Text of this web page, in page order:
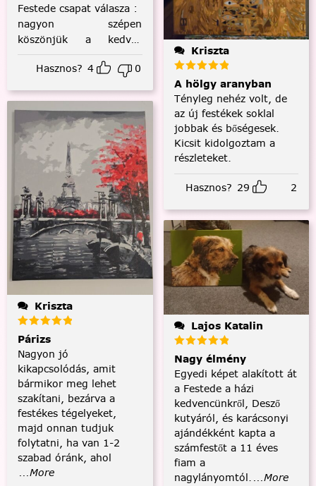
Festede csapat válasza :
nagyon szépen
köszönjük a kedves
visszajelzést! :)
Hasznos? 4 0
Kriszta
Párizs
Nagyon jó
kikapcsolódás, amit
bármikor meg lehet
szakítani, bezárva a
festékes tégelyeket,
majd onnan tudjuk
folytatni, ha van 1-2
szabad óránk, ahol
...More
Kriszta
A hölgy aranyban
Tényleg nehéz volt, de
az új festékek soklal
jobbak és bőségesek.
Kicsit kidolgoztam a
részleteket.
Hasznos? 29 2
Lajos Katalin
Nagy élmény
Egyedi képet alakított át
a Festede a házi
kedvencünkről, Desző
kutyáról, és karácsonyi
ajándékként kapta a
számfestőt a 11 éves
fiam a
nagylányomtól. ...More